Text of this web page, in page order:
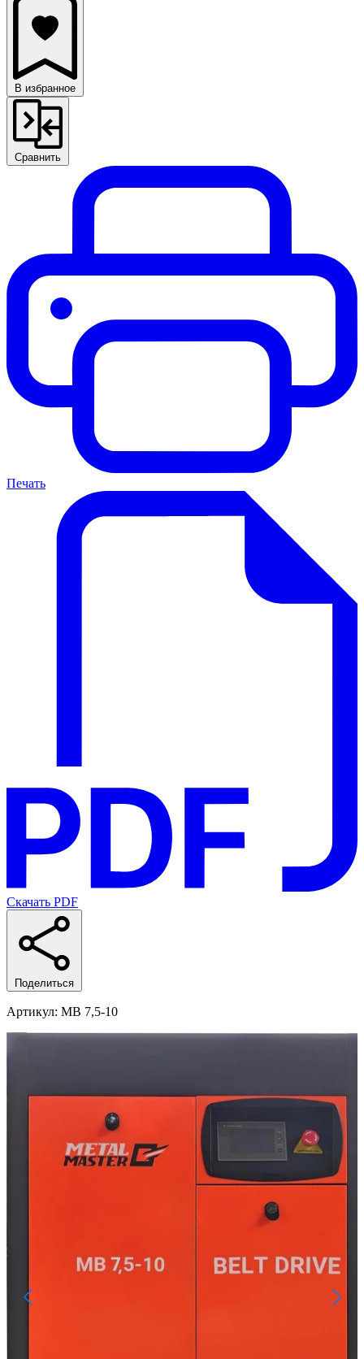
В избранное
Сравнить
Печать
Скачать PDF
Поделиться
Артикул: MB 7,5-10